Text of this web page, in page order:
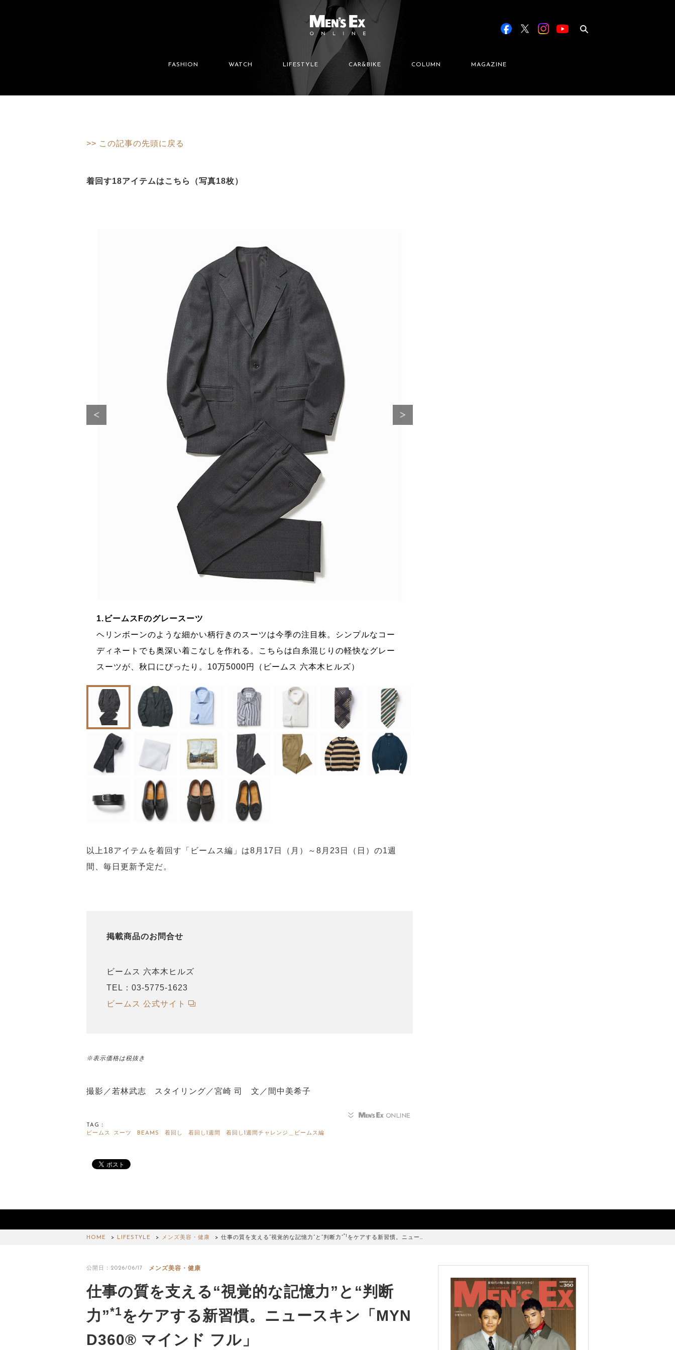
FASHION WATCH LIFESTYLE CAR&BIKE COLUMN MAGAZINE
>> この記事の先頭に戻る
着回す18アイテムはこちら（写真18枚）
1.ビームスFのグレースーツ
ヘリンボーンのような細かい柄行きのスーツは今季の注目株。シンプルなコー
ディネートでも奥深い着こなしを作れる。こちらは白糸混じりの軽快なグレー
スーツが、秋口にぴったり。10万5000円（ビームス 六本木ヒルズ）
以上18アイテムを着回す「ビームス編」は8月17日（月）～8月23日（日）の1週
間、毎日更新予定だ。
掲載商品のお問合せ
ビームス 六本木ヒルズ
TEL：03-5775-1623
ビームス 公式サイト
※表示価格は税抜き
撮影／若林武志 スタイリング／宮崎 司 文／間中美希子
TAG：
ビームス
スーツ BEAMS 着回し 着回し1週間 着回し1週間チャレンジ＿ビームス編
HOME LIFESTYLE メンズ美容・健康 仕事の質を支える“視覚的な記憶力”と“判断力”*1 をケアする新習慣。ニュー…
公開日：2026/06/17 メンズ美容・健康
仕事の質を支える“視覚的な記憶力”と“判断
力”*1をケアする新習慣。ニュースキン「MYN
D360® マインド フル」